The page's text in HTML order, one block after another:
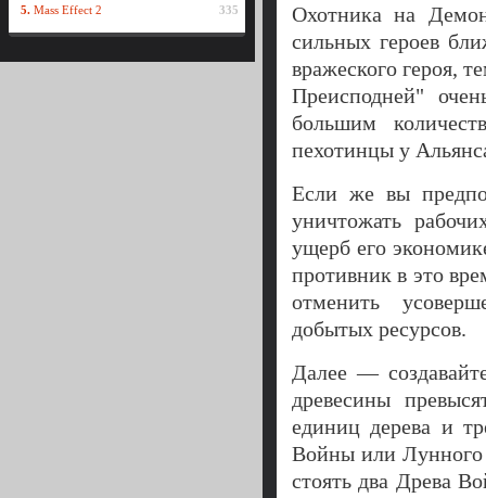
5. Mass Effect 2 335
Охотника на
сильных героев
вражеского героя,
Преисподней"
большим
пехотинцы у
Если же вы
уничтожать
ущерб его
противник в это
отменить
добытых ресурсов.
Далее —
древесины
единиц дерева и
Войны или Лунного
стоять два Древа